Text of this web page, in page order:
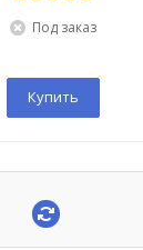
Под заказ
Купить